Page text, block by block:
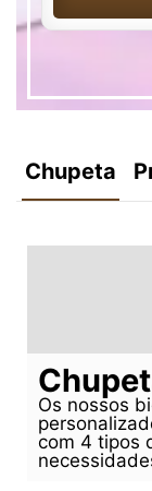
Chupeta
Os nossos
com 4 tipos